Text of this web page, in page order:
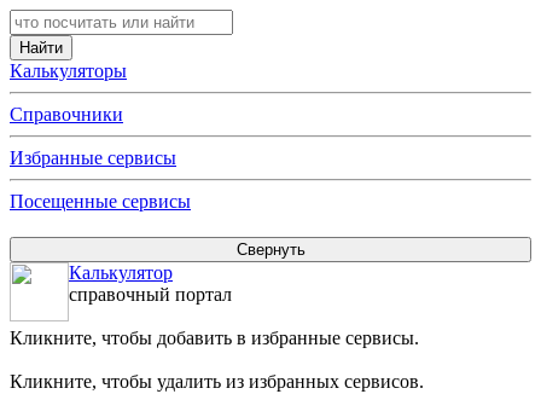
Калькуляторы
Справочники
Избранные сервисы
Посещенные сервисы
Калькулятор
справочный портал
Кликните, чтобы добавить в избранные сервисы.
Кликните, чтобы удалить из избранных сервисов.